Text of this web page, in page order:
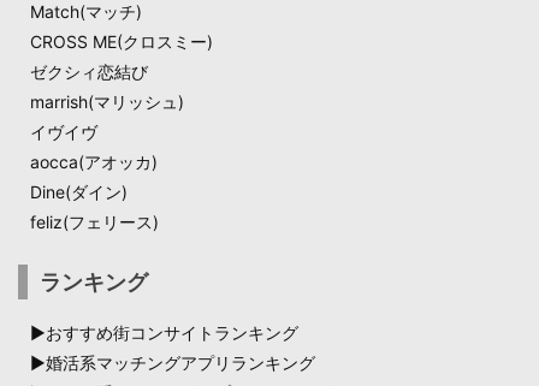
Match(マッチ)​
CROSS ME(クロスミー)
ゼクシィ恋結び​
marrish(マリッシュ)
イヴイヴ
aocca(アオッカ)
Dine(ダイン)​
feliz(フェリース)
ランキング
▶︎おすすめ街コンサイトランキング
▶︎婚活系マッチングアプリランキング